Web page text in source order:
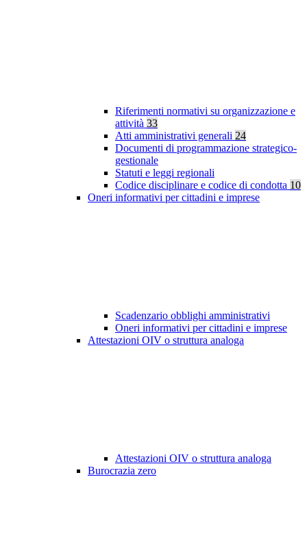
Riferimenti normativi su organizzazione e
attività 33
Atti amministrativi generali 24
Documenti di programmazione strategico-
gestionale
Statuti e leggi regionali
Codice disciplinare e codice di condotta 10
Oneri informativi per cittadini e imprese
Scadenzario obblighi amministrativi
Oneri informativi per cittadini e imprese
Attestazioni OIV o struttura analoga
Attestazioni OIV o struttura analoga
Burocrazia zero